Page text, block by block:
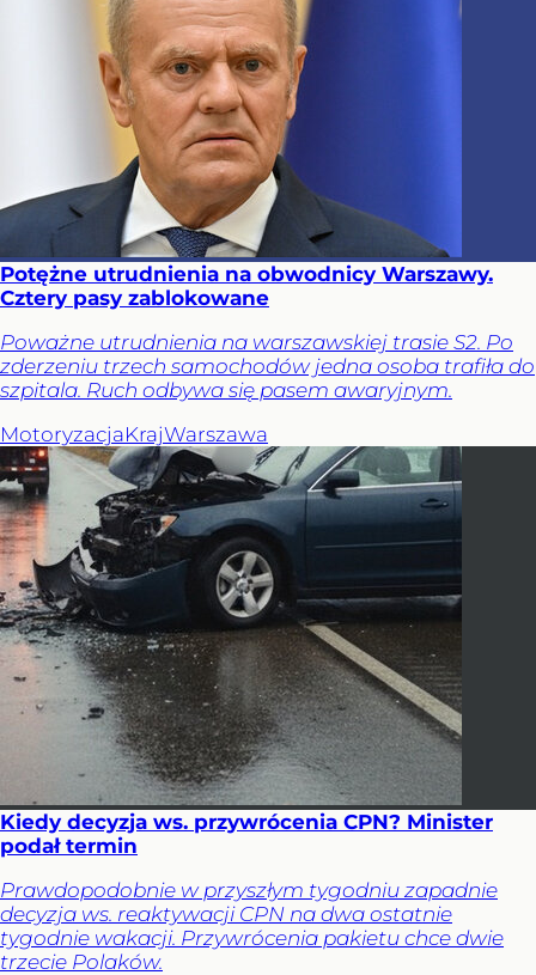
Potężne utrudnienia na obwodnicy Warszawy.
Cztery pasy zablokowane
Poważne utrudnienia na warszawskiej trasie S2. Po
zderzeniu trzech samochodów jedna osoba trafiła do
szpitala. Ruch odbywa się pasem awaryjnym.
MotoryzacjaKrajWarszawa
Kiedy decyzja ws. przywrócenia CPN? Minister
podał termin
Prawdopodobnie w przyszłym tygodniu zapadnie
decyzja ws. reaktywacji CPN na dwa ostatnie
tygodnie wakacji. Przywrócenia pakietu chce dwie
trzecie Polaków.